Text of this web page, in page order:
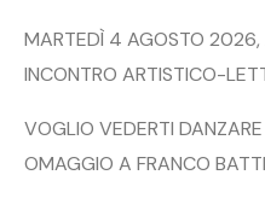
MARTEDÌ 4 AGOSTO 2026,
INCONTRO ARTISTICO-
VOGLIO VEDERTI
OMAGGIO A FRANCO